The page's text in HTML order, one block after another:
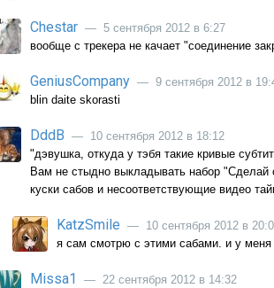
Chestar — 5 сентября 2012 в 6:27
вообще с трекера не качает "соединение
GeniusCompany — 9 сентября 2012 в
blin daite skorasti
DddB — 10 сентября 2012 в 18:12
"дэвушка, откуда у тэбя такие кривые
Вам не стыдно выкладывать набор "Сделай
куски сабов и несоответствующие видео
KatzSmile — 10 сентября 2012 в
я сам смотрю с этими сабами. и у меня
Missa1
— 22 сентября 2012 в 14:32